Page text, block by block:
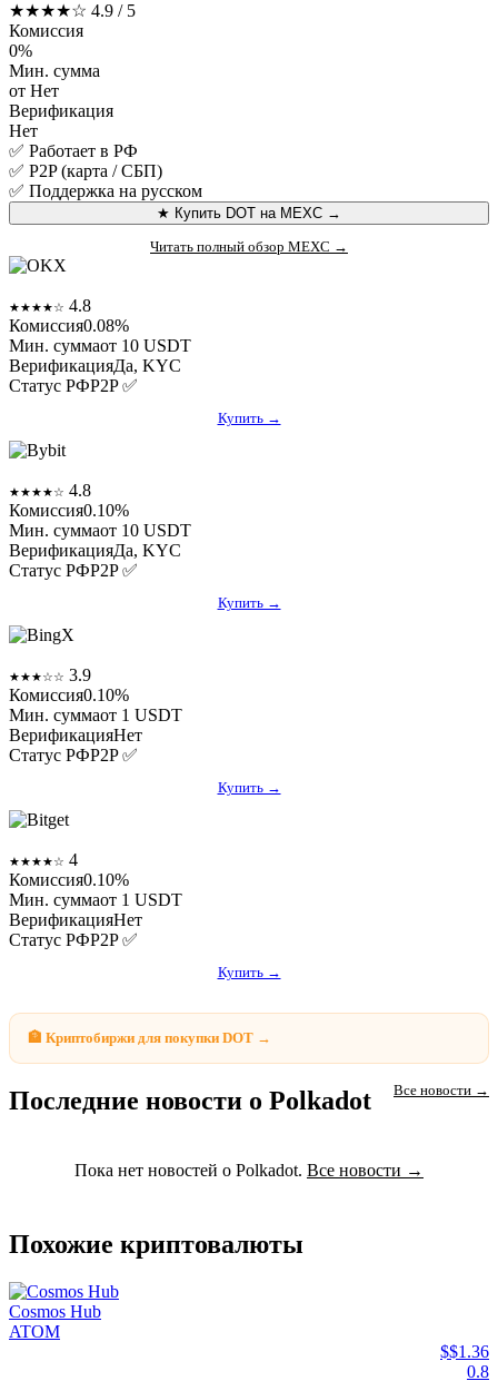
★★★★☆ 4.9 / 5
Комиссия
0%
Мин. сумма
от Нет
Верификация
Нет
✅ Работает в РФ
✅ P2P (карта / СБП)
✅ Поддержка на русском
★ Купить DOT на MEXC →
Читать полный обзор MEXC →
★★★★☆ 4.8
Комиссия0.08%
Мин. суммаот 10 USDT
ВерификацияДа, KYC
Статус РФP2P ✅
Купить →
★★★★☆ 4.8
Комиссия0.10%
Мин. суммаот 10 USDT
ВерификацияДа, KYC
Статус РФP2P ✅
Купить →
★★★☆☆ 3.9
Комиссия0.10%
Мин. суммаот 1 USDT
ВерификацияНет
Статус РФP2P ✅
Купить →
★★★★☆ 4
Комиссия0.10%
Мин. суммаот 1 USDT
ВерификацияНет
Статус РФP2P ✅
Купить →
🏦 Криптобиржи для покупки DOT →
Последние новости о Polkadot Все новости →
Пока нет новостей о Polkadot. Все новости →
Похожие криптовалюты
Cosmos Hub
ATOM
$$1.36
0.8